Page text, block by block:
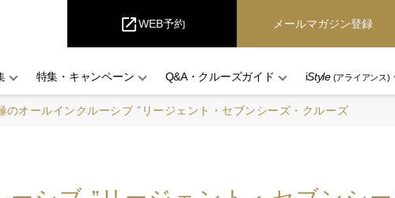
open_in_newWEB予約 メールマガジン登録
特集・キャンペーン Q&A・クルーズガイド iStyle(アライアンス)
のオールインクルーシブ ”リージェント・セブンシーズ・クルーズ